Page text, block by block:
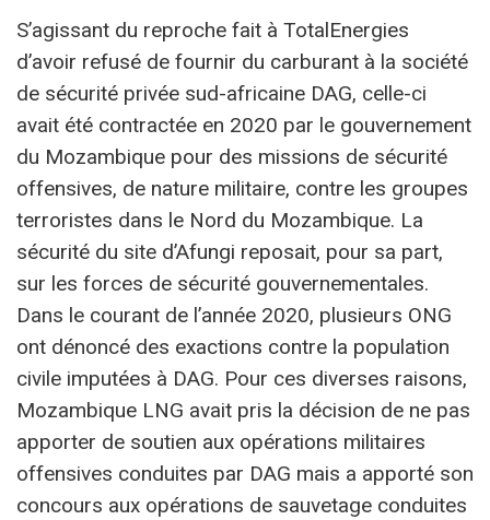
S’agissant du reproche fait à TotalEnergies
d’avoir refusé de fournir du carburant à la société
de sécurité privée sud-africaine DAG, celle-ci
avait été contractée en 2020 par le gouvernement
du Mozambique pour des missions de sécurité
offensives, de nature militaire, contre les groupes
terroristes dans le Nord du Mozambique. La
sécurité du site d’Afungi reposait, pour sa part,
sur les forces de sécurité gouvernementales.
Dans le courant de l’année 2020, plusieurs ONG
ont dénoncé des exactions contre la population
civile imputées à DAG. Pour ces diverses raisons,
Mozambique LNG avait pris la décision de ne pas
apporter de soutien aux opérations militaires
offensives conduites par DAG mais a apporté son
concours aux opérations de sauvetage conduites